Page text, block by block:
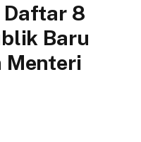
Daftar 8
Baru
Menteri